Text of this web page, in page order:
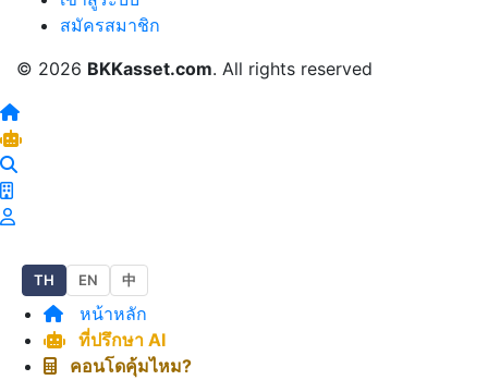
+−
Leaflet| © OpenStreetMap
สมัครสมาชิก
© 2026 BKKasset.com. All rights reserved
TH EN 中
หน้าหลัก
ที่ปรึกษา AI
คอนโดคุ้มไหม?